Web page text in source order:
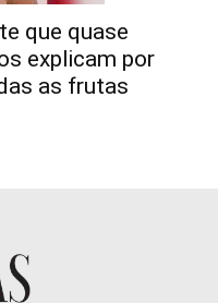
que quase
explicam por
as frutas